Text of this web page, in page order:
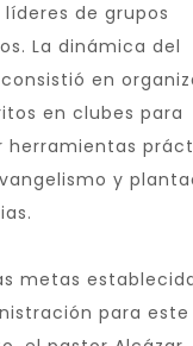
de grupos
La dinámica del
en
en clubes para
herramientas
y
metas
para este